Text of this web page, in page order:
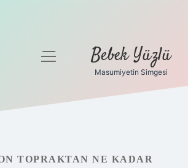
menüyü
Bebek Yüzlü
Masumiyetin Simgesi
TOPRAKTAN NE KADAR